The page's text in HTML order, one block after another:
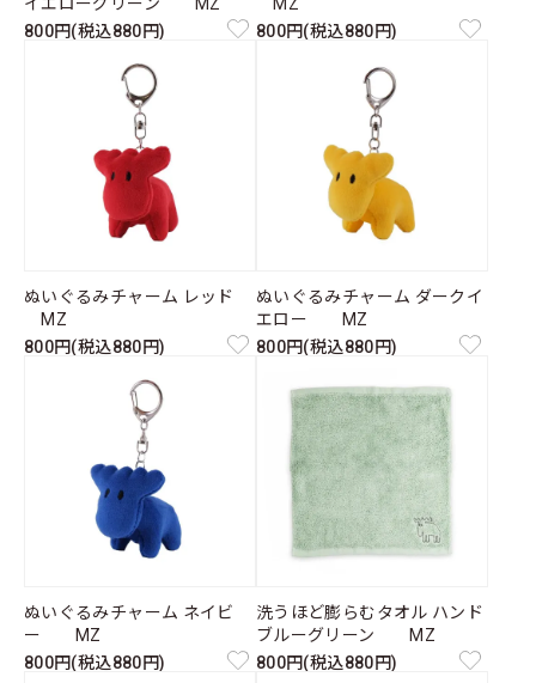
800円(税込880円)
800円(税込880円)
ぬいぐるみチャーム レッド
MZ
800円(税込880円)
ぬいぐるみチャーム ダークイ
エロー MZ
800円(税込880円)
ぬいぐるみチャーム ネイビ
ー MZ
800円(税込880円)
洗うほど膨らむタオル ハンド
ブルーグリーン MZ
800円(税込880円)